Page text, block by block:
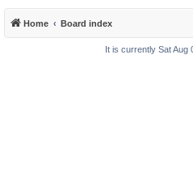
Home Board index
It is currently Sat Aug